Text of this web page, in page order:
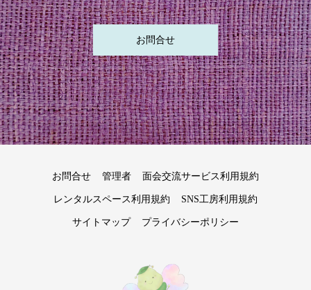
お問合せ
お問合せ 管理者 面会交流サービス利用規約
レンタルスペース利用規約 SNS工房利用規約
サイトマップ プライバシーポリシー